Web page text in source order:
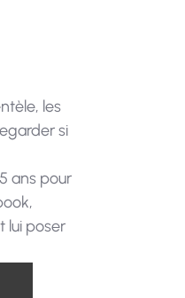
les
si
ans pour
lui poser